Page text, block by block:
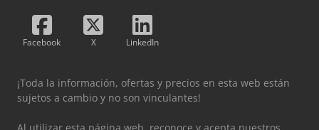
Facebook X LinkedIn
¡Toda la información, ofertas y precios en esta web están
sujetos a cambio y no son vinculantes!